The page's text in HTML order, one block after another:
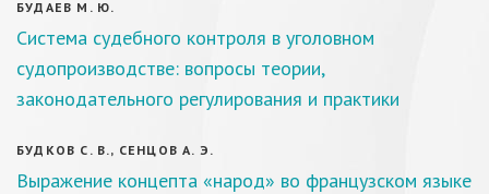
БУДАЕВ М. Ю.
Система судебного контроля в уголовном
судопроизводстве: вопросы теории,
законодательного регулирования и практики
БУДКОВ С. В., СЕНЦОВ А. Э.
Выражение концепта «народ» во французском языке